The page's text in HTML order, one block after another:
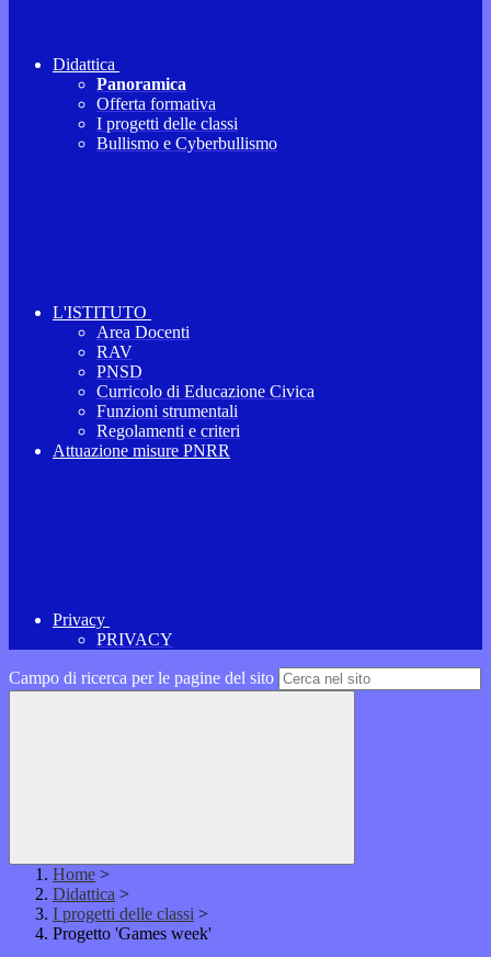
Didattica
Panoramica
Offerta formativa
I progetti delle classi
Bullismo e Cyberbullismo
L'ISTITUTO
Area Docenti
RAV
PNSD
Curricolo di Educazione Civica
Funzioni strumentali
Regolamenti e criteri
Attuazione misure PNRR
Privacy
PRIVACY
Campo di ricerca per le pagine del sito
Home >
Didattica >
I progetti delle classi >
Progetto 'Games week'